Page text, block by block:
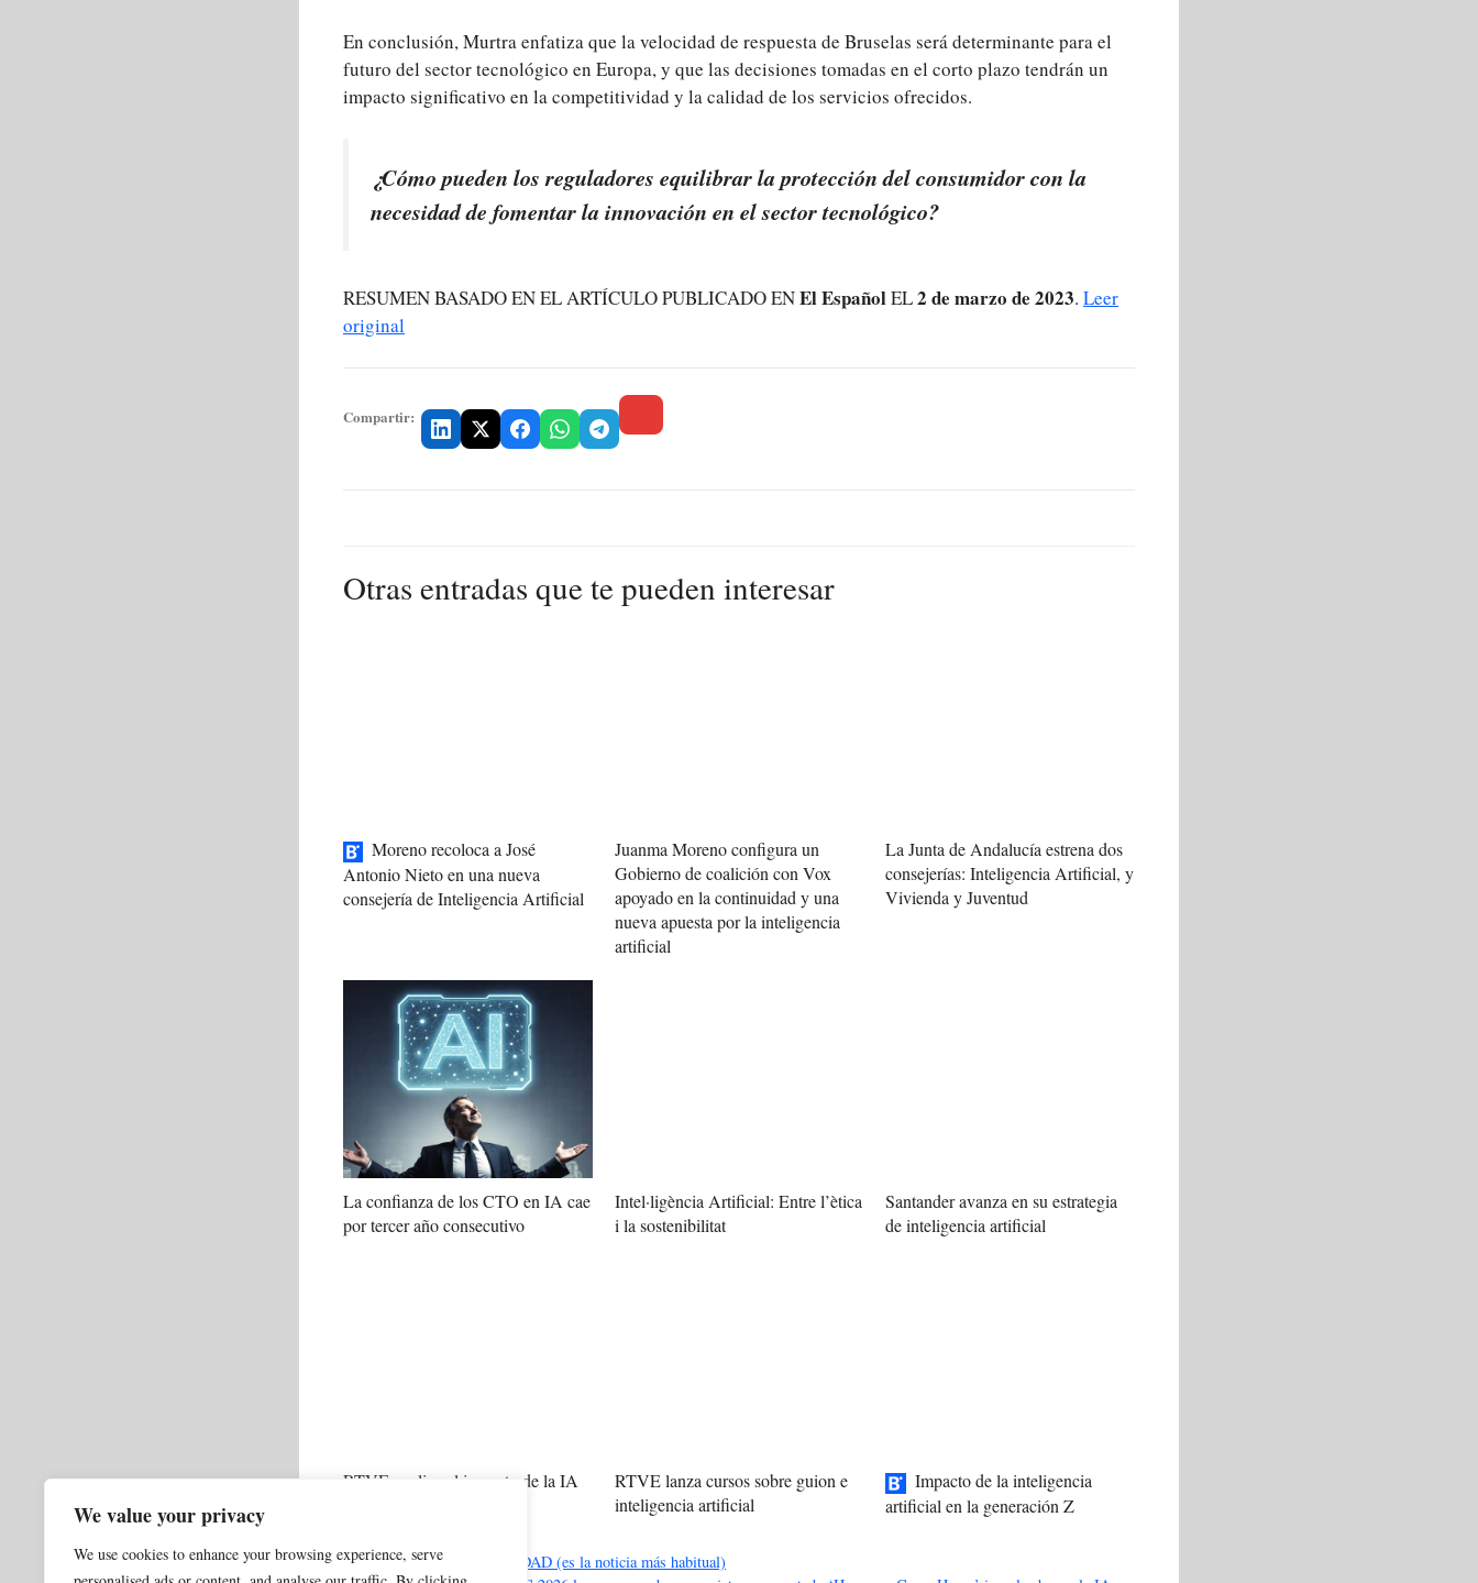
We value your privacy
We use cookies to enhance your browsing experience, serve
En conclusión, Murtra enfatiza que la velocidad de respuesta de Bruselas será determinante para el
futuro del sector tecnológico en Europa, y que las decisiones tomadas en el corto plazo tendrán un
impacto significativo en la competitividad y la calidad de los servicios ofrecidos.
¿Cómo pueden los reguladores equilibrar la protección del consumidor con la
necesidad de fomentar la innovación en el sector tecnológico?
RESUMEN BASADO EN EL ARTÍCULO PUBLICADO ENEl EspañolEL2 de marzo de 2023. Leer
original
Compartir:
Otras entradas que te pueden interesar
Moreno recoloca a José
Antonio Nieto en una nueva
consejería de Inteligencia Artificial
Juanma Moreno configura un
Gobierno de coalición con Vox
apoyado en la continuidad y una
nueva apuesta por la inteligencia
artificial
La Junta de Andalucía estrena dos
consejerías: Inteligencia Artificial, y
Vivienda y Juventud
La confianza de los CTO en IA cae
por tercer año consecutivo
Intel·ligència Artificial: Entre l’ètica
i la sostenibilitat
Santander avanza en su estrategia
de inteligencia artificial
RTVE analiza el impacto de la IA
RTVE lanza cursos sobre guion e
inteligencia artificial
Impacto de la inteligencia
artificial en la generación Z
Categorías
0 NORMAL ACTUALIDAD (es la noticia más habitual)